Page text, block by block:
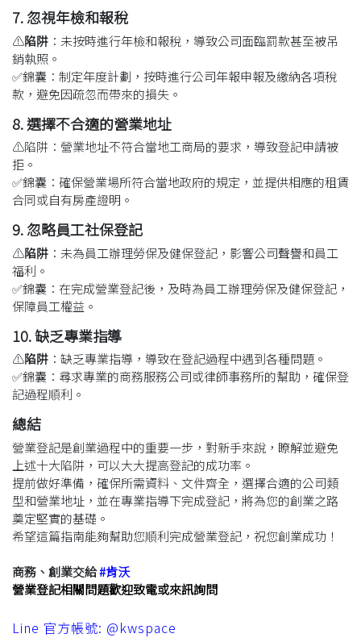
7. 忽視年檢和報稅
⚠️陷阱 ：未按時進行年檢和報稅，導致公司面臨罰款甚至被吊
銷執照。
✅錦囊 ：制定年度計劃，按時進行公司年報申報及繳納各項稅
款，避免因疏忽而帶來的損失。
8. 選擇不合適的營業地址
⚠️陷阱 ：營業地址不符合當地工商局的要求，導致登記申請被
拒。
✅錦囊 ： 確保營業場所符合當地政府的規定，並提供相應的租賃
合同或自有房產證明。
9. 忽略員工社保登記
⚠️陷阱 ：未為員工辦理勞保及健保登記，影響公司聲譽和員工
福利。
✅錦囊 ： 在完成營業登記後，及時為員工辦理勞保及健保登記，
保障員工權益。
10. 缺乏專業指導
⚠️陷阱 ：缺乏專業指導，導致在登記過程中遇到各種問題。
✅錦囊 ： 尋求專業的商務服務公司或律師事務所的幫助，確保登
記過程順利。
總結
營業登記是創業過程中的重要一步，對新手來說，瞭解並避免
上述十大陷阱，可以大大提高登記的成功率。
提前做好準備，確保所需資料、文件齊全，選擇合適的公司類
型和營業地址，並在專業指導下完成登記，將為您的創業之路
奠定堅實的基礎。
希望這篇指南能夠幫助您順利完成營業登記，祝您創業成功！
商務、創業交給#肯沃
營業登記相關問題歡迎致電或來訊詢問
Line 官方帳號: @kwspace